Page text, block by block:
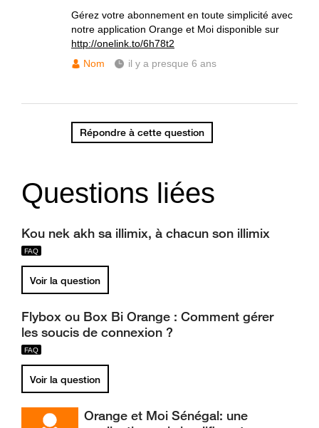
Gérez votre abonnement en toute simplicité avec
notre application Orange et Moi disponible sur
http://onelink.to/6h78t2
Nom
il y a presque 6 ans
Répondre à cette question
Questions liées
Kou nek akh sa illimix, à chacun son illimix
Voir la question
Flybox ou Box Bi Orange : Comment gérer
les soucis de connexion ?
Voir la question
Orange et Moi Sénégal: une